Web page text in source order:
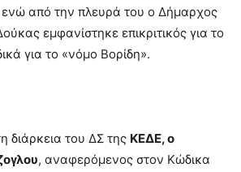
ενώ από την πλευρά του ο Δήμαρχος
εμφανίστηκε επικριτικός για το
για το «νόμο Βορίδη».
διάρκεια του ΔΣ της ΚΕΔΕ, ο
, αναφερόμενος στον Κώδικα